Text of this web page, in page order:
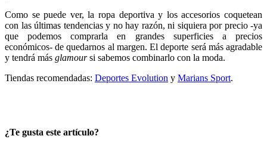
Como se puede ver, la ropa deportiva y los accesorios coquetean
con las últimas tendencias y no hay razón, ni siquiera por precio -ya
que podemos comprarla en grandes superficies a precios
económicos- de quedarnos al margen. El deporte será más agradable
y tendrá más glamoursi sabemos combinarlo con la moda.
Tiendas recomendadas: Deportes Evolution y Marians Sport.
¿Te gusta este artículo?